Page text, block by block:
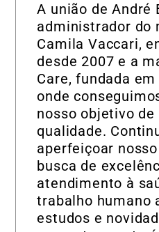
A união de André
administrador do
Camila Vaccari,
desde 2007 e a
Care, fundada
onde
nosso objetivo
qualidade.
aperfeiçoar
busca de
atendimento à
trabalho humano
estudos e